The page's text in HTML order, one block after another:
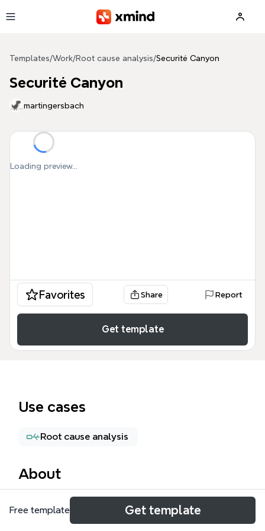
Templates/Work/Root cause analysis/Securité Canyon
Securité Canyon
martingersbach
Loading preview...
Favorites Share Report
Get template
Use cases
Root cause analysis
About
Le template 'Securité Canyon' est une base de
données structurée dédiée à la sécurité dans les
Free template Get template